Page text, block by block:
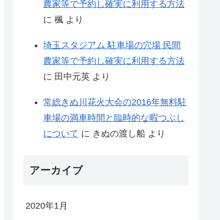
農家等で予約し確実に利用する方法
に 楓 より
埼玉スタジアム 駐車場の穴場 民間
農家等で予約し確実に利用する方法
に 田中元英 より
常総きぬ川花火大会の2016年無料駐
車場の満車時間と臨時的な暇つぶし
について に きぬの渡し船 より
アーカイブ
2020年1月